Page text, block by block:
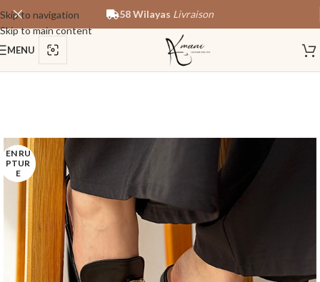
Skip to navigation
Skip to main content
58 Wilayas Livraison
MENU
EN RU
PTUR
E